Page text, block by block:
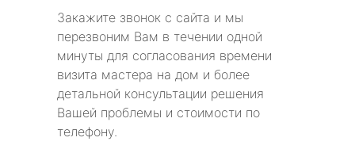
Закажите звонок с сайта и мы
перезвоним Вам в течении одной
минуты для согласования времени
визита мастера на дом и более
детальной консультации решения
Вашей проблемы и стоимости по
телефону.